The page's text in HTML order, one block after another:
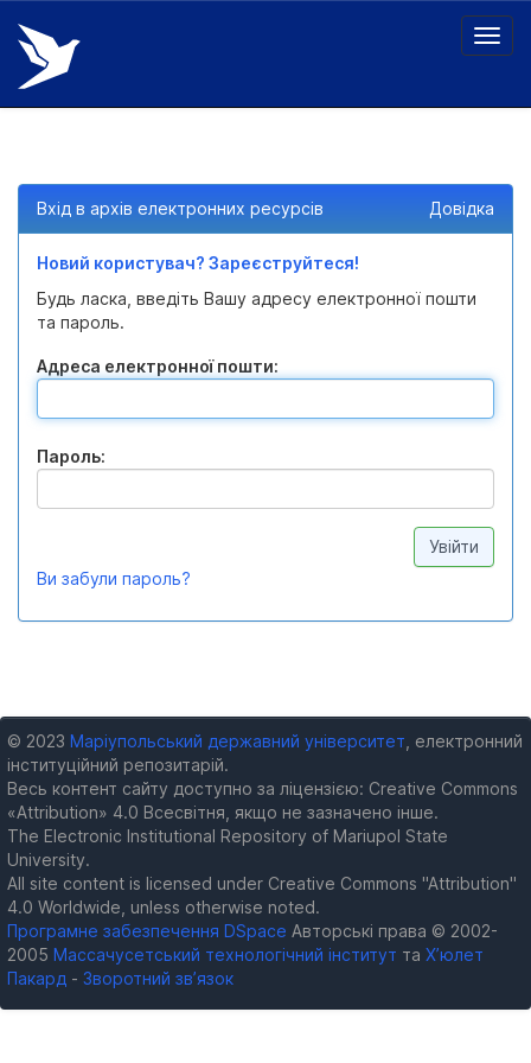
Skip
navigation
Вхід в архів електронних ресурсів Довідка
Новий користувач? Зареєструйтеся!
Будь ласка, введіть Вашу адресу електронної пошти
та пароль.
Адреса електронної пошти:
Пароль:
Ви забули пароль?
© 2023 Маріупольський державний університет , електронний
інституційний репозитарій.
Весь контент сайту доступно за ліцензією: Creative Commons
«Attribution» 4.0 Всесвітня, якщо не зазначено інше.
The Electronic Institutional Repository of Mariupol State
University.
All site content is licensed under Creative Commons "Attribution"
4.0 Worldwide, unless otherwise noted.
Програмне забезпечення DSpace Авторські права © 2002-
2005 Массачусетський технологічний інститут та Х’юлет
Пакард - Зворотний зв’язок